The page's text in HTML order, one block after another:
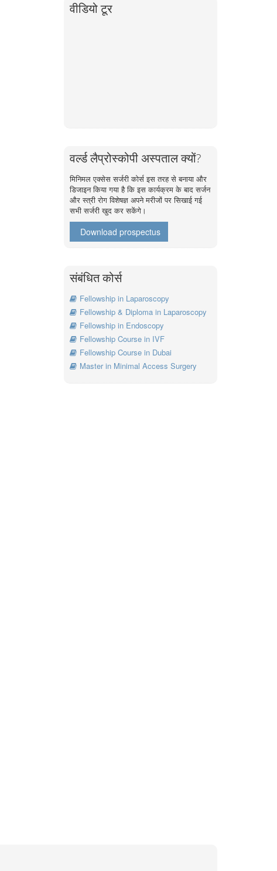
वीडियो टूर
वर्ल्ड लैप्रोस्कोपी अस्पताल क्यों?
मिनिमल एक्सेस सर्जरी कोर्स इस तरह से बनाया और
डिजाइन किया गया है कि इस कार्यक्रम के बाद सर्जन
और स्त्री रोग विशेषज्ञ अपने मरीजों पर सिखाई गई
सभी सर्जरी खुद कर सकेंगे।
Download prospectus
संबंधित कोर्स
Fellowship in Laparoscopy
Fellowship & Diploma in Laparoscopy
Fellowship in Endoscopy
Fellowship Course in IVF
Fellowship Course in Dubai
Master in Minimal Access Surgery